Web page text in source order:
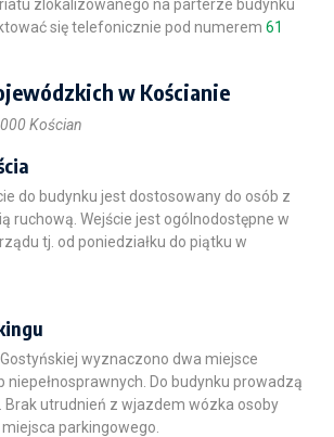
zlokalizowanego na parterze budynku
się telefonicznie pod numerem 61
w Kościanie
Kościan
do budynku jest dostosowany do osób z
ruchową. Wejście jest ogólnodostępne w
tj. od poniedziałku do piątku w
wyznaczono dwa miejsce
niepełnosprawnych. Do budynku prowadzą
Brak utrudnień z wjazdem wózka osoby
parkingowego.